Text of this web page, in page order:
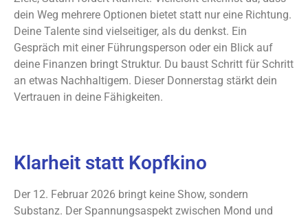
dein Weg mehrere Optionen bietet statt nur eine Richtung.
Deine Talente sind vielseitiger, als du denkst. Ein
Gespräch mit einer Führungsperson oder ein Blick auf
deine Finanzen bringt Struktur. Du baust Schritt für Schritt
an etwas Nachhaltigem. Dieser Donnerstag stärkt dein
Vertrauen in deine Fähigkeiten.
Klarheit statt Kopfkino
Der 12. Februar 2026 bringt keine Show, sondern
Substanz. Der Spannungsaspekt zwischen Mond und